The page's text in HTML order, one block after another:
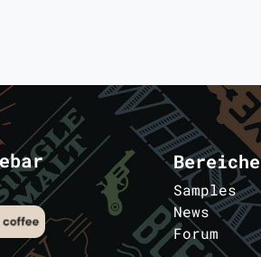
Bereiche
Samples
News
Forum